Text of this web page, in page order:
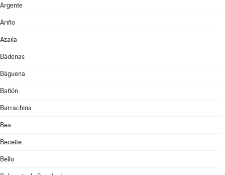
Argente
Ariño
Azaila
Bádenas
Báguena
Bañón
Barrachina
Bea
Beceite
Bello